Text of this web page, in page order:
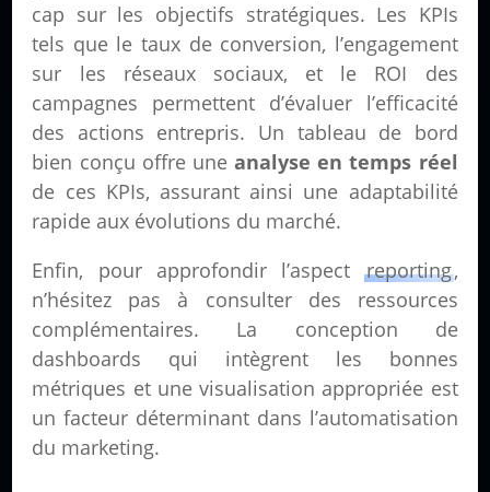
cap sur les objectifs stratégiques. Les KPIs
tels que le taux de conversion, l’engagement
sur les réseaux sociaux, et le ROI des
campagnes permettent d’évaluer l’efficacité
des actions entrepris. Un tableau de bord
bien conçu offre uneanalyse en temps réel
de ces KPIs, assurant ainsi une adaptabilité
rapide aux évolutions du marché.
Enfin, pour approfondir l’aspectreporting,
n’hésitez pas à consulter des ressources
complémentaires. La conception de
dashboards qui intègrent les bonnes
métriques et une visualisation appropriée est
un facteur déterminant dans l’automatisation
du marketing.